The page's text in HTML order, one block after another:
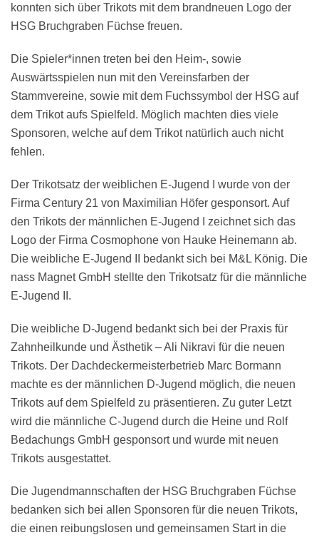
konnten sich über Trikots mit dem brandneuen Logo der
HSG Bruchgraben Füchse freuen.
Die Spieler*innen treten bei den Heim-, sowie
Auswärtsspielen nun mit den Vereinsfarben der
Stammvereine, sowie mit dem Fuchssymbol der HSG auf
dem Trikot aufs Spielfeld. Möglich machten dies viele
Sponsoren, welche auf dem Trikot natürlich auch nicht
fehlen.
Der Trikotsatz der weiblichen E-Jugend I wurde von der
Firma Century 21 von Maximilian Höfer gesponsort. Auf
den Trikots der männlichen E-Jugend I zeichnet sich das
Logo der Firma Cosmophone von Hauke Heinemann ab.
Die weibliche E-Jugend II bedankt sich bei M&L König. Die
nass Magnet GmbH stellte den Trikotsatz für die männliche
E-Jugend II.
Die weibliche D-Jugend bedankt sich bei der Praxis für
Zahnheilkunde und Ästhetik – Ali Nikravi für die neuen
Trikots. Der Dachdeckermeisterbetrieb Marc Bormann
machte es der männlichen D-Jugend möglich, die neuen
Trikots auf dem Spielfeld zu präsentieren. Zu guter Letzt
wird die männliche C-Jugend durch die Heine und Rolf
Bedachungs GmbH gesponsort und wurde mit neuen
Trikots ausgestattet.
Die Jugendmannschaften der HSG Bruchgraben Füchse
bedanken sich bei allen Sponsoren für die neuen Trikots,
die einen reibungslosen und gemeinsamen Start in die